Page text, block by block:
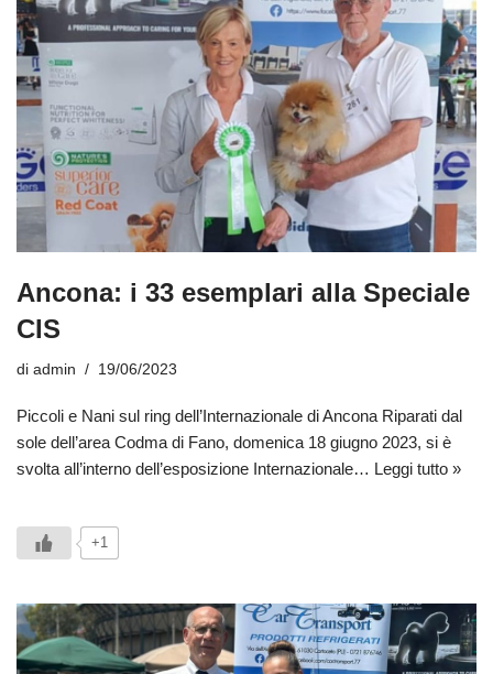
Ancona: i 33 esemplari alla Speciale
CIS
di admin 19/06/2023
Piccoli e Nani sul ring dell’Internazionale di Ancona Riparati dal
sole dell’area Codma di Fano, domenica 18 giugno 2023, si è
svolta all’interno dell’esposizione Internazionale… Leggi tutto »
+1